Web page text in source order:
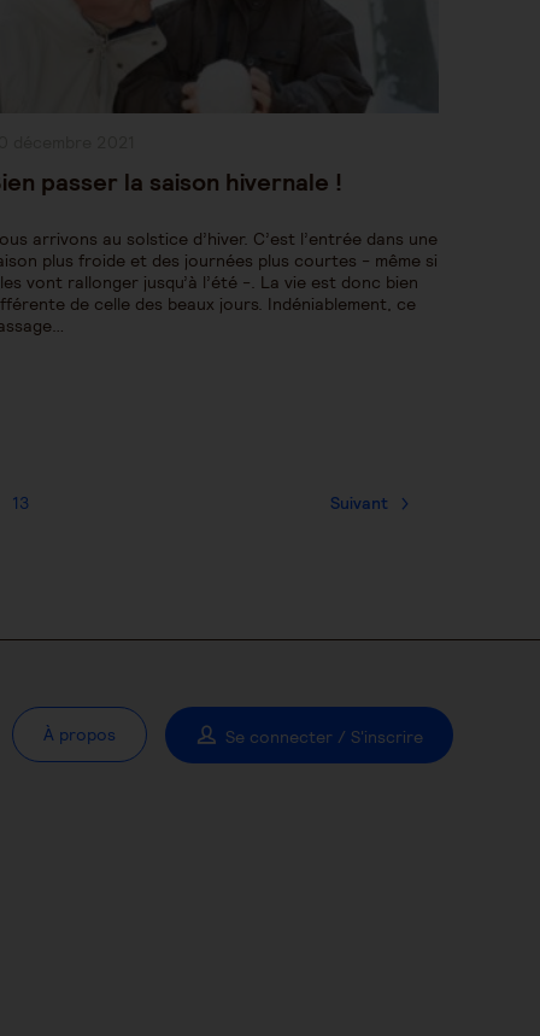
passer la saison hivernale !
arrivons au solstice d’hiver. C’est l’entrée dans une
plus froide et des journées plus courtes - même si
vont rallonger jusqu’à l’été -. La vie est donc bien
de celle des beaux jours. Indéniablement, ce
13 Suivant
À propos Se connecter / S'inscrire